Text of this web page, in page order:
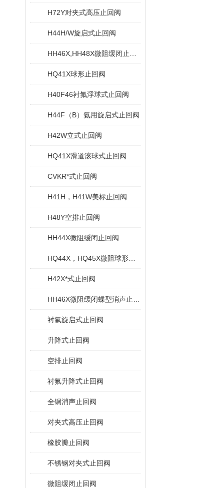
H72Y对夹式高压止回阀
H44H/W旋启式止回阀
HQ41X球形止回阀
H40F46衬氟浮球式止回阀
H44F（B）氨用旋启式止回阀
H42W立式止回阀
HQ41X滑道滚球式止回阀
CVKR*式止回阀
H41H，H41W美标止回阀
H48Y空排止回阀
HH44X微阻缓闭止回阀
H42X*式止回阀
衬氟旋启式止回阀
升降式止回阀
空排止回阀
衬氟升降式止回阀
全铜消声止回阀
对夹式高压止回阀
橡胶瓣止回阀
不锈钢对夹式止回阀
微阻缓闭止回阀